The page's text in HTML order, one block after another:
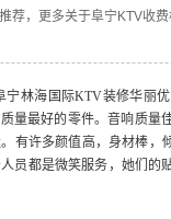
荐，更多关于阜宁KTV收
林海国际KTV装修华丽
量最好的零件。音响质
有许多颜值高，身材棒
员都是微笑服务，她们的